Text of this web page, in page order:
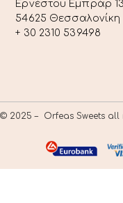
Ερνέστου Εμπράρ 13,
54625 Θεσσαλονίκη
+ 30 2310 539498
© 2025 – Orfeas Sweets all